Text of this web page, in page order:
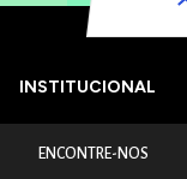
INSTITUCIONAL
ENCONTRE-NOS